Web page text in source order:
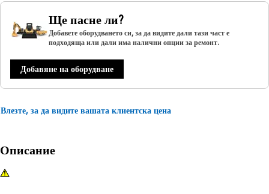
Ще пасне ли?
Добавете оборудването си, за да видите дали тази част е
подходяща или дали има налични опции за ремонт.
Добавяне на оборудване
Влезте, за да видите вашата клиентска цена
Описание